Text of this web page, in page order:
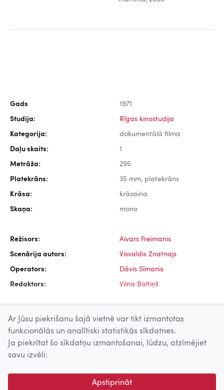
Gads 1971
Studija: Rīgas kinostudija
Kategorija: dokumentālā filma
Daļu skaits: 1
Metrāža: 295
Platekrāns: 35 mm, platekrāns
Krāsa: krāsaina
Skaņa: mono
Režisors: Aivars Freimanis
Scenārija autors: Visvaldis Znatnajs
Operators: Dāvis Sīmanis
Redaktors: Vilnis Baltiņš
Uz augšu
© 2026 Nacionālais Kino centrs, Kultūras informācijas sistēmu
centrs. Sadarbības partneris: Latvijas Valsts
Ar Jūsu piekrišanu šajā vietnē var tikt izmantotas
funkcionālās un analītiski statistikās sīkdatnes.
Ja piekrītat šo sīkdatņu izmantošanai, lūdzu, atzīmējiet
savu izvēli:
Apstiprināt